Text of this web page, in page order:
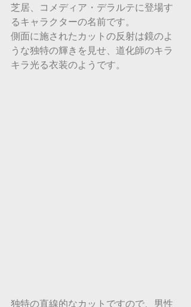
芝居、コメディア・デラルテに登場す
るキャラクターの名前です。
側面に施されたカットの反射は鏡のよ
うな独特の輝きを見せ、道化師のキラ
キラ光る衣装のようです。
独特の直線的なカットですので、男性